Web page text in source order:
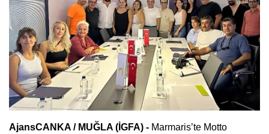
AjansCANKA / MUĞLA (İGFA) - Marmaris’te Motto